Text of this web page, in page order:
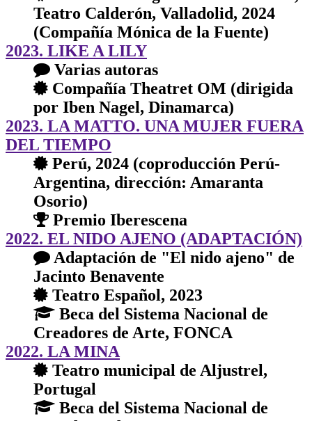
Teatro Calderón, Valladolid, 2024
(Compañía Mónica de la Fuente)
2023. LIKE A LILY
Varias autoras
Compañía Theatret OM (dirigida
por Iben Nagel, Dinamarca)
2023. LA MATTO. UNA MUJER FUERA
DEL TIEMPO
Perú, 2024 (coproducción Perú-
Argentina, dirección: Amaranta
Osorio)
Premio Iberescena
2022. EL NIDO AJENO (ADAPTACIÓN)
Adaptación de "El nido ajeno" de
Jacinto Benavente
Teatro Español, 2023
Beca del Sistema Nacional de
Creadores de Arte, FONCA
2022. LA MINA
Teatro municipal de Aljustrel,
Portugal
Beca del Sistema Nacional de